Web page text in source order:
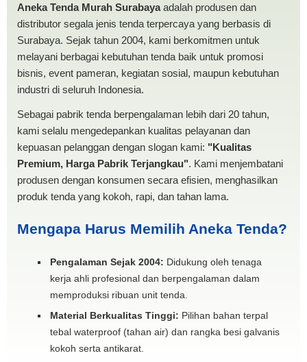
Aneka Tenda Murah Surabayaadalah produsen dan
distributor segala jenis tenda terpercaya yang berbasis di
Surabaya. Sejak tahun 2004, kami berkomitmen untuk
melayani berbagai kebutuhan tenda baik untuk promosi
bisnis, event pameran, kegiatan sosial, maupun kebutuhan
industri di seluruh Indonesia.
Sebagai pabrik tenda berpengalaman lebih dari 20 tahun,
kami selalu mengedepankan kualitas pelayanan dan
kepuasan pelanggan dengan slogan kami: "Kualitas
Premium, Harga Pabrik Terjangkau". Kami menjembatani
produsen dengan konsumen secara efisien, menghasilkan
produk tenda yang kokoh, rapi, dan tahan lama.
Mengapa Harus Memilih Aneka Tenda?
Pengalaman Sejak 2004: Didukung oleh tenaga
kerja ahli profesional dan berpengalaman dalam
memproduksi ribuan unit tenda.
Material Berkualitas Tinggi: Pilihan bahan terpal
tebal waterproof (tahan air) dan rangka besi galvanis
kokoh serta antikarat.